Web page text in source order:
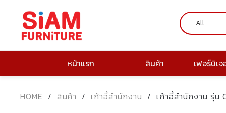
หน้าแรก สินค้า เฟอร์นิเ
HOME / สินค้า / เก้าอี้สำนักงาน / เก้าอี้สำนักงาน รุ่น